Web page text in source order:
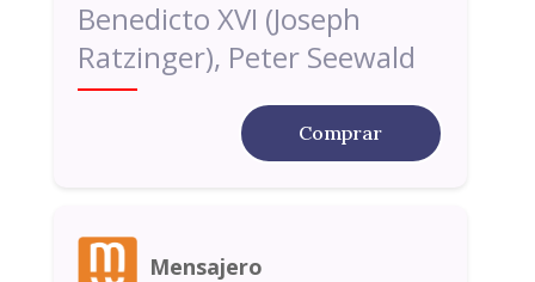
Benedicto XVI (Joseph
Ratzinger), Peter Seewald
Comprar
Mensajero